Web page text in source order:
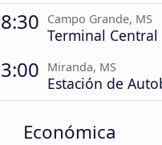
Campo Grande, MS
Terminal
Miranda, MS
Estación de
Económica